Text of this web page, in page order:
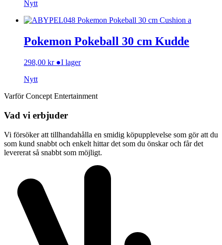
Nytt
Pokemon Pokeball 30 cm Kudde
298,00 kr ●I lager
Nytt
Varför Concept Entertainment
Vad vi erbjuder
Vi försöker att tillhandahålla en smidig köpupplevelse som gör att du
som kund snabbt och enkelt hittar det som du önskar och får det
levererat så snabbt som möjligt.